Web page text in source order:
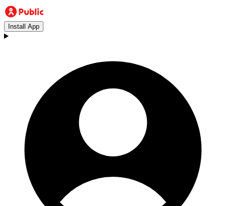
Install App